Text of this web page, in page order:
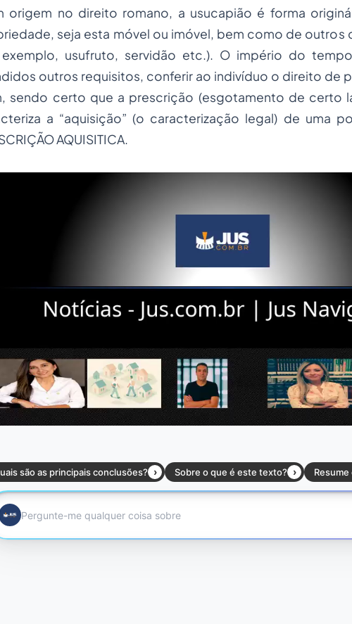
origem no direito romano, a usucapião é forma
seja esta móvel ou imóvel, bem como de outros
usufruto, servidão etc.). O império do
outros requisitos, conferir ao indivíduo o direito de
sendo certo que a prescrição (esgotamento de certo
a “aquisição” (o caracterização legal) de uma
AQUISITICA.